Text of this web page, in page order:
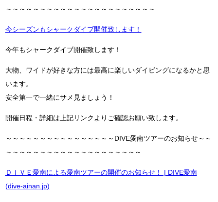
～～～～～～～～～～～～～～～～～～～～～～
今シーズンもシャークダイブ開催致します！
今年もシャークダイブ開催致します！
大物、ワイドが好きな方には最高に楽しいダイビングになるかと思
います。
安全第一で一緒にサメ見ましょう！
開催日程・詳細は上記リンクよりご確認お願い致します。
～～～～～～～～～～～～～～～～DIVE愛南ツアーのお知らせ～～
～～～～～～～～～～～～～～～～～～～～
ＤＩＶＥ愛南による愛南ツアーの開催のお知らせ！ | DIVE愛南
(dive-ainan.jp)